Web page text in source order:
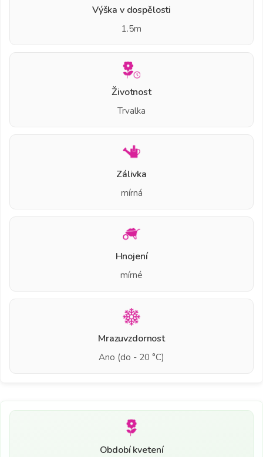
Výška v dospělosti
1.5m
Životnost
Trvalka
Zálivka
mírná
Hnojení
mírné
Mrazuvzdornost
Ano (do - 20 °C)
Období kvetení